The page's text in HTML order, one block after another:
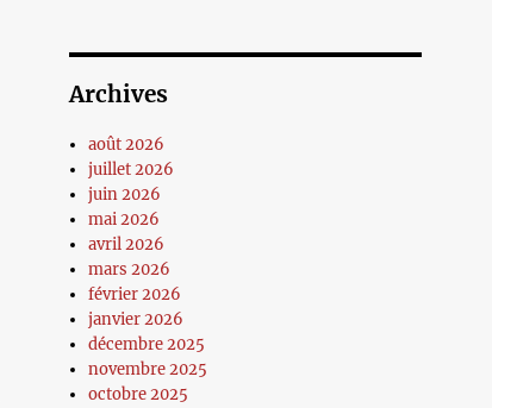
Archives
août 2026
juillet 2026
juin 2026
mai 2026
avril 2026
mars 2026
février 2026
janvier 2026
décembre 2025
novembre 2025
octobre 2025